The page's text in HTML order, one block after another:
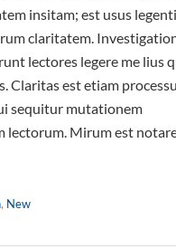
insitam; est usus
claritatem.
lectores legere me lius
Claritas est etiam
sequitur mutationem
lectorum. Mirum est
, New